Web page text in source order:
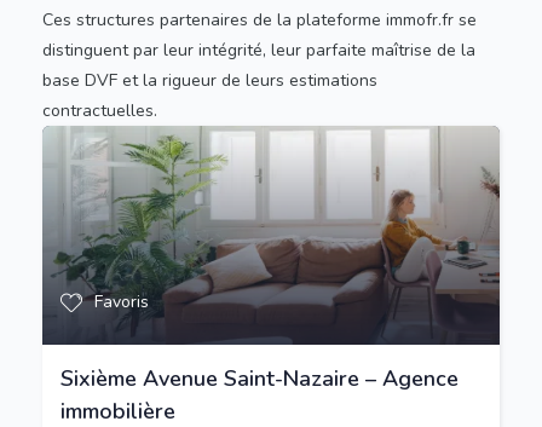
Ces structures partenaires de la plateforme immofr.fr se
distinguent par leur intégrité, leur parfaite maîtrise de la
base DVF et la rigueur de leurs estimations
contractuelles.
Favoris
Sixième Avenue Saint-Nazaire – Agence
immobilière